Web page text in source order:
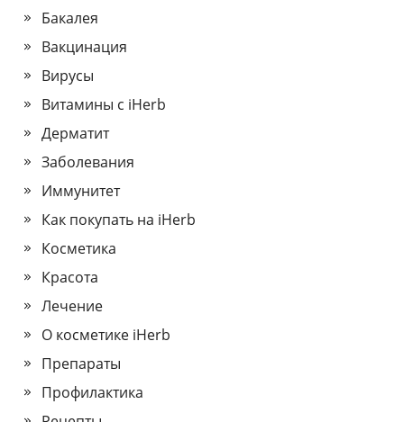
Бакалея
Вакцинация
Вирусы
Витамины с iHerb
Дерматит
Заболевания
Иммунитет
Как покупать на iHerb
Косметика
Красота
Лечение
О косметике iHerb
Препараты
Профилактика